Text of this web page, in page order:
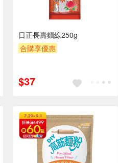
日正長壽麵線250g
合購享優惠
$37